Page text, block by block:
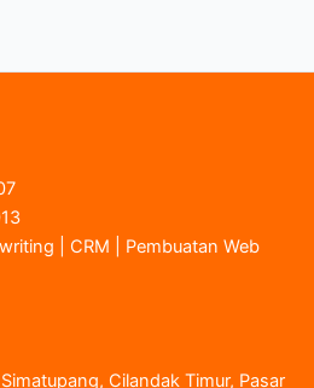
| CRM | Pembuatan Web
Cilandak Timur, Pasar